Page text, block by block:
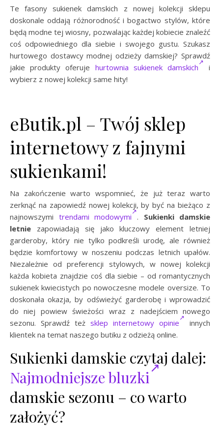
Te fasony sukienek damskich z nowej kolekcji sklepu
doskonale oddają różnorodność i bogactwo stylów, które
będą modne tej wiosny, pozwalając każdej kobiecie znaleźć
coś odpowiedniego dla siebie i swojego gustu. Szukasz
hurtowego dostawcy modnej odzieży damskiej? Sprawdź
jakie produkty oferuje hurtownia sukienek damskich
i
wybierz z nowej kolekcji same hity!
eButik.pl – Twój sklep
internetowy z fajnymi
sukienkami!
Na zakończenie warto wspomnieć, że już teraz warto
zerknąć na zapowiedź nowej kolekcji, by być na bieżąco z
najnowszymi trendami modowymi . Sukienki damskie
letnie zapowiadają się jako kluczowy element letniej
garderoby, który nie tylko podkreśli urodę, ale również
będzie komfortowy w noszeniu podczas letnich upałów.
Niezależnie od preferencji stylowych, w nowej kolekcji
każda kobieta znajdzie coś dla siebie – od romantycznych
sukienek kwiecistych po nowoczesne modele oversize. To
doskonała okazja, by odświeżyć garderobę i wprowadzić
do niej powiew świeżości wraz z nadejściem nowego
sezonu. Sprawdź też sklep internetowy opinie
innych
klientek na temat naszego butiku z odzieżą online.
Sukienki damskie czytaj dalej:
Najmodniejsze bluzki
damskie sezonu – co warto
założyć?